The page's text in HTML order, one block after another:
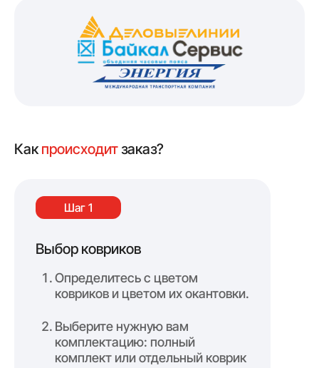
Какпроисходитзаказ?
Шаг 1
Выбор ковриков
Определитесь с цветом
ковриков и цветом их окантовки.
Выберите нужную вам
комплектацию: полный
комплект или отдельный коврик